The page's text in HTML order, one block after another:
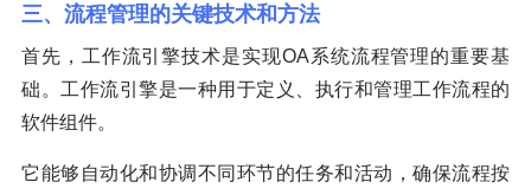
三、流程管理的关键技术和方法
首先，工作流引擎技术是实现OA系统流程管理的重要基
础。工作流引擎是一种用于定义、执行和管理工作流程的
软件组件。
它能够自动化和协调不同环节的任务和活动，确保流程按